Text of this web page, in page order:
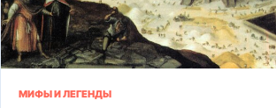
МИФЫ И ЛЕГЕНДЫ